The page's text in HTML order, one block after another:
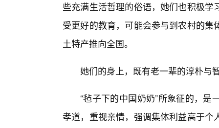
些充满生活哲理的俗语，她们也积极
受更好的教育，可能会参与到农村的
土特产推向全国。
她们的身上，既有老一辈的淳朴与
“毡子下的中国奶奶”所象征的，
孝道，重视亲情，强调集体利益高于